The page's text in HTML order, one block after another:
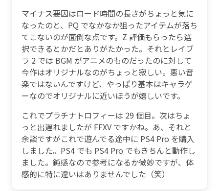
マイナス要因はロード時間の長さがちょっと気に
なったのと、PQ でなかなか狙ったアイテムが落ち
てこないのが面倒な点です。Z 評価もらったら選
択できるとかだとありがたかった。それとレイブ
ラ 2 では BGM がアニメのものだったのに対して
今作はオリジナルなのがちょっと寂しい。悪い音
楽ではないんですけど、やっぱり基本はキャラゲ
ーなのでオリジナルに近いほうが嬉しいです。
これでプラチナトロフィーは 29 個目。次はちょ
っと出遅れましたが FFXV ですかね。あ、それと
余談ですがこれで遊んでる途中に PS4 Pro を購入
しました。PS4 でも PS4 Pro でもきちんと動作し
ました。鈍感なので参考になるか微妙ですが、体
感的に特に違いはありませんでした（笑）